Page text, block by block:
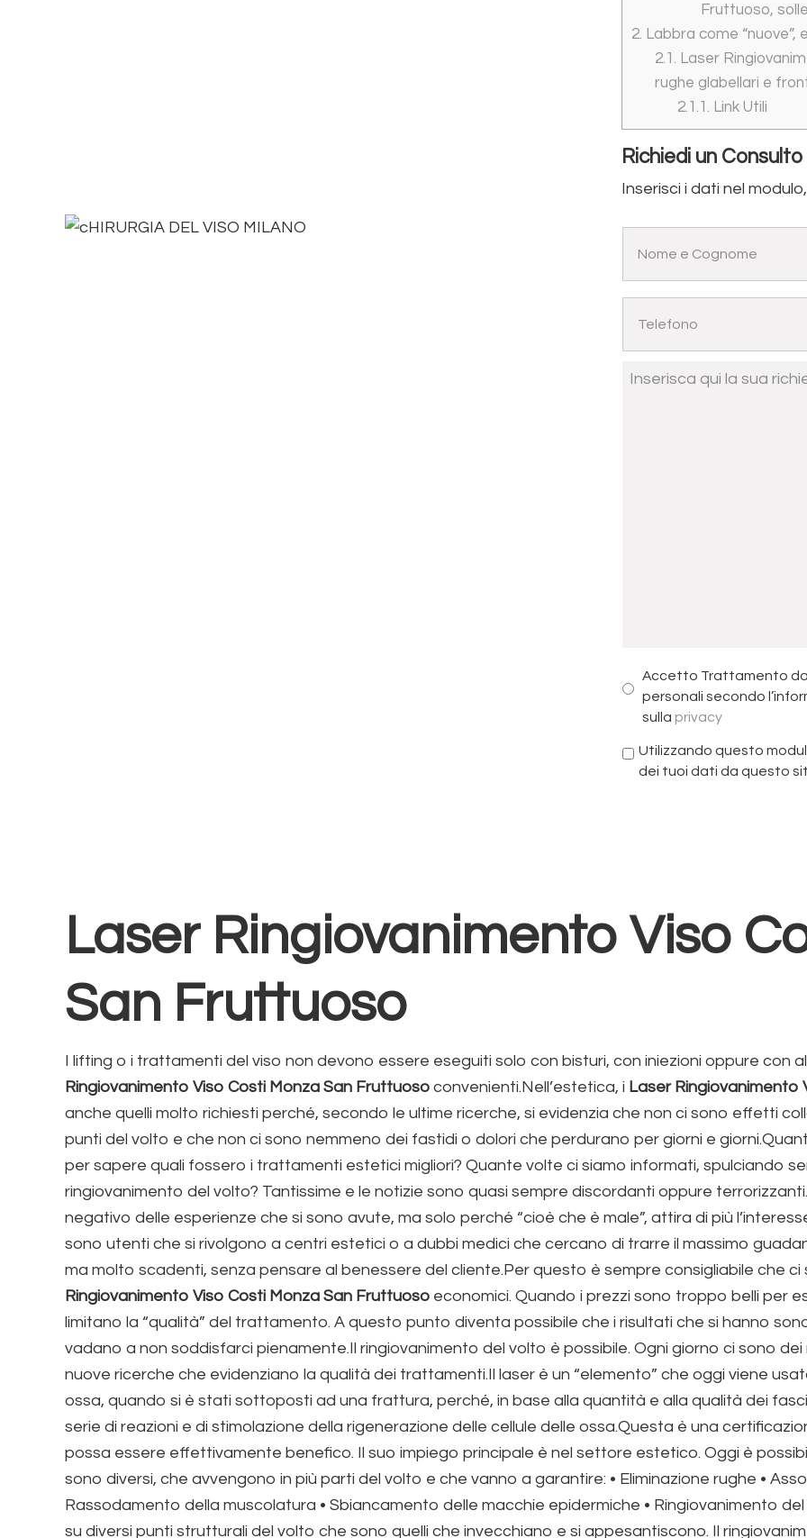
Fruttuoso,
2. Labbra come “nuove”,
2.1. Laser
rughe glabellari e
2.1.1. Link Utili
Richiedi un Consulto
Inserisci i dati nel
Accetto Trattamento
personali secondo
sulla privacy
Utilizzando questo
dei tuoi dati da questo
Laser Ringiovanimento Viso
San Fruttuoso
I lifting o i trattamenti del viso non devono essere eseguiti solo con bisturi, con iniezioni oppure con
Ringiovanimento Viso Costi Monza San Fruttuoso convenienti.Nell’estetica, i Laser Ringiovanimento
anche quelli molto richiesti perché, secondo le ultime ricerche, si evidenzia che non ci sono effetti
punti del volto e che non ci sono nemmeno dei fastidi o dolori che perdurano per giorni e
per sapere quali fossero i trattamenti estetici migliori? Quante volte ci siamo informati, spulciando
ringiovanimento del volto? Tantissime e le notizie sono quasi sempre discordanti oppure
negativo delle esperienze che si sono avute, ma solo perché “cioè che è male”, attira di più
sono utenti che si rivolgono a centri estetici o a dubbi medici che cercano di trarre il massimo
ma molto scadenti, senza pensare al benessere del cliente.Per questo è sempre consigliabile che ci
Ringiovanimento Viso Costi Monza San Fruttuoso economici. Quando i prezzi sono troppo belli per
limitano la “qualità” del trattamento. A questo punto diventa possibile che i risultati che si hanno
vadano a non soddisfarci pienamente.Il ringiovanimento del volto è possibile. Ogni giorno ci sono
nuove ricerche che evidenziano la qualità dei trattamenti.Il laser è un “elemento” che oggi viene
ossa, quando si è stati sottoposti ad una frattura, perché, in base alla quantità e alla qualità dei
serie di reazioni e di stimolazione della rigenerazione delle cellule delle ossa.Questa è una
possa essere effettivamente benefico. Il suo impiego principale è nel settore estetico. Oggi è
sono diversi, che avvengono in più parti del volto e che vanno a garantire: • Eliminazione rughe •
Rassodamento della muscolatura • Sbiancamento delle macchie epidermiche • Ringiovanimento
su diversi punti strutturali del volto che sono quelli che invecchiano e si appesantiscono. Il